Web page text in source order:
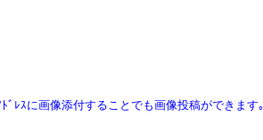
ﾚｽに画像添付することでも画像投稿ができます｡